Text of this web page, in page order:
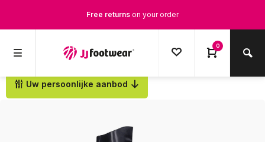
Free returns on your order
0
Uw persoonlijke aanbod
Back